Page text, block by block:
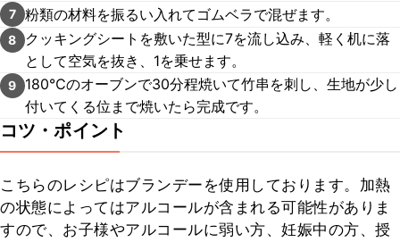
7 粉類の材料を振るい入れてゴムベラで混ぜます。
8
クッキングシートを敷いた型に7を流し込み、軽く机に落
として空気を抜き、1を乗せます。
9
180℃のオーブンで30分程焼いて竹串を刺し、生地が少し
付いてくる位まで焼いたら完成です。
コツ・ポイント
こちらのレシピはブランデーを使用しております。加熱
の状態によってはアルコールが含まれる可能性がありま
すので、お子様やアルコールに弱い方、妊娠中の方、授